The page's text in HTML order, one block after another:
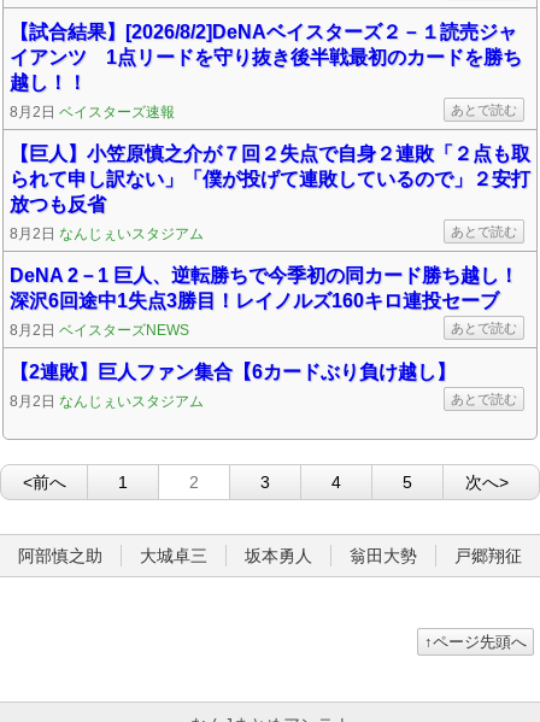
【試合結果】[2026/8/2]DeNAベイスターズ２－１読売ジャ
イアンツ 1点リードを守り抜き後半戦最初のカードを勝ち
越し！！
8月2日 ベイスターズ速報 あとで読む
【巨人】小笠原慎之介が７回２失点で自身２連敗「２点も取
られて申し訳ない」「僕が投げて連敗しているので」２安打
放つも反省
8月2日 なんじぇいスタジアム あとで読む
DeNA 2－1 巨人、逆転勝ちで今季初の同カード勝ち越し！
深沢6回途中1失点3勝目！レイノルズ160キロ連投セーブ
8月2日 ベイスターズNEWS あとで読む
【2連敗】巨人ファン集合【6カードぶり負け越し】
8月2日 なんじぇいスタジアム あとで読む
<前へ 1 2 3 4 5 次へ>
阿部慎之助 大城卓三 坂本勇人 翁田大勢 戸郷翔征
↑ページ先頭へ